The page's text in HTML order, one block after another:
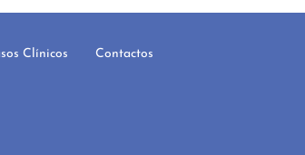
Clínicos Contactos